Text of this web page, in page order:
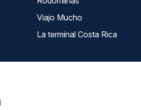
Viajo Mucho
La terminal Costa Rica